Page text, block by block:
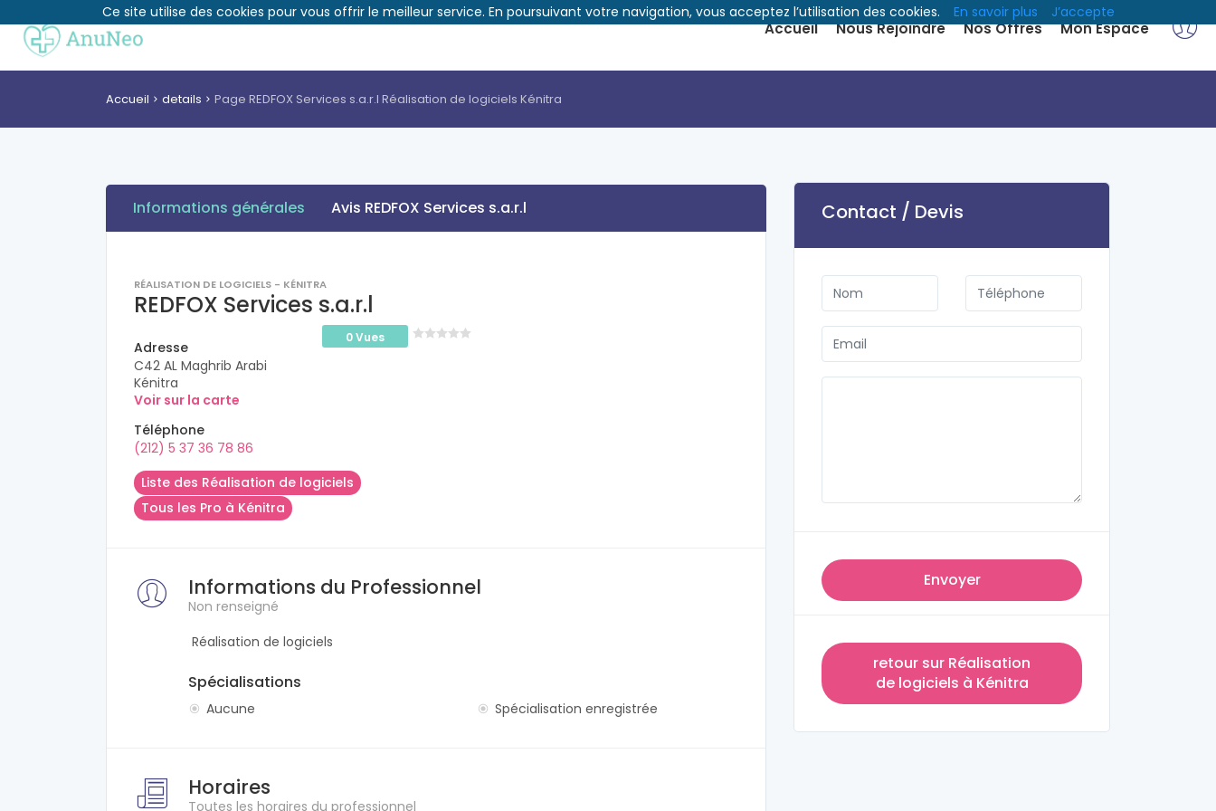
Accueil Nous Rejoindre Nos Offres Mon Espace
Accueil details Page REDFOX Services s.a.r.l Réalisation de logiciels Kénitra
Informations générales Avis REDFOX Services s.a.r.l
RÉALISATION DE LOGICIELS - KÉNITRA
REDFOX Services s.a.r.l
0 Vues
Adresse
C42 AL Maghrib Arabi
Kénitra
Voir sur la carte
Téléphone
(212) 5 37 36 78 86
Liste des Réalisation de logiciels
Tous les Pro à Kénitra
Informations du Professionnel
Non renseigné
Réalisation de logiciels
Spécialisations
Aucune Spécialisation enregistrée
Horaires
Toutes les horaires du professionnel
Contact / Devis
Envoyer
retour sur Réalisation
de logiciels à Kénitra
Ce site utilise des cookies pour vous offrir le meilleur service. En poursuivant votre navigation, vous acceptez l’utilisation des cookies. En savoir plus J’accepte